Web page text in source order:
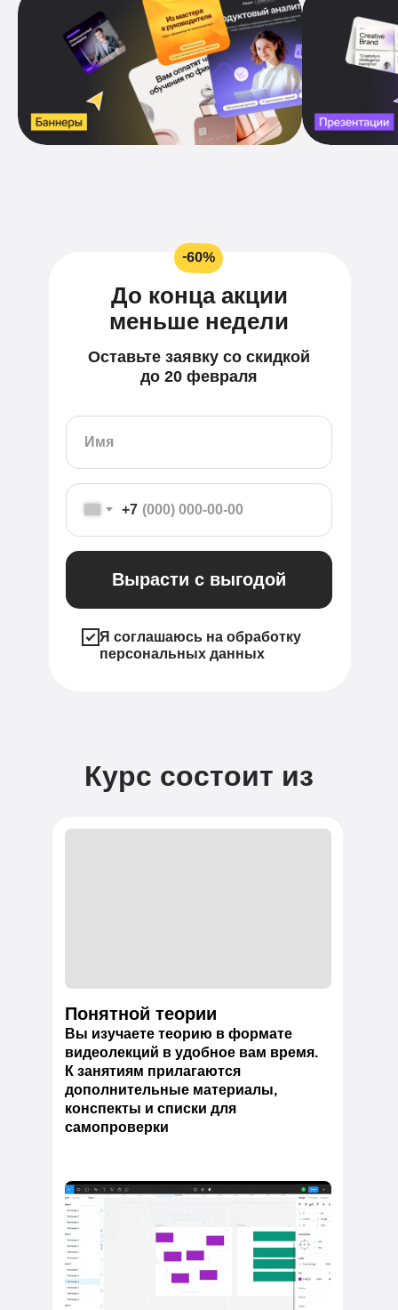
+7
Вырасти с выгодой
Оставьте заявку со скидкой
до 20 февраля
До конца акции
меньше недели
-60%
Я соглашаюсь на обработку
персональных данных
Понятной теории
Вы изучаете теорию в формате
видеолекций в удобное вам время.
К занятиям прилагаются
дополнительные материалы,
конспекты и списки для
самопроверки
Курс состоит из